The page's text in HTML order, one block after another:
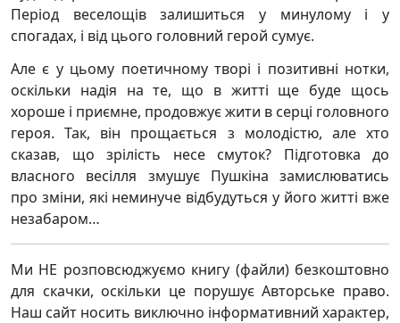
Період веселощів залишиться у минулому і у
спогадах, і від цього головний герой сумує.
Але є у цьому поетичному творі і позитивні нотки,
оскільки надія на те, що в житті ще буде щось
хороше і приємне, продовжує жити в серці головного
героя. Так, він прощається з молодістю, але хто
сказав, що зрілість несе смуток? Підготовка до
власного весілля змушує Пушкіна замислюватись
про зміни, які неминуче відбудуться у його житті вже
незабаром…
Ми НЕ розповсюджуємо книгу (файли) безкоштовно
для скачки, оскільки це порушує Авторське право.
Наш сайт носить виключно інформативний характер,